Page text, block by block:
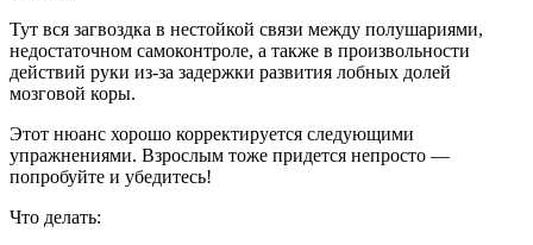
Тут вся загвоздка в нестойкой связи между полушариями,
недостаточном самоконтроле, а также в произвольности
действий руки из-за задержки развития лобных долей
мозговой коры.
Этот нюанс хорошо корректируется следующими
упражнениями. Взрослым тоже придется непросто —
попробуйте и убедитесь!
Что делать: